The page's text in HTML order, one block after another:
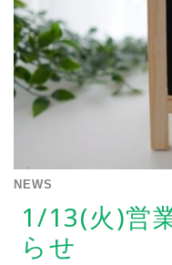
NEWS
1/13(火)営
らせ